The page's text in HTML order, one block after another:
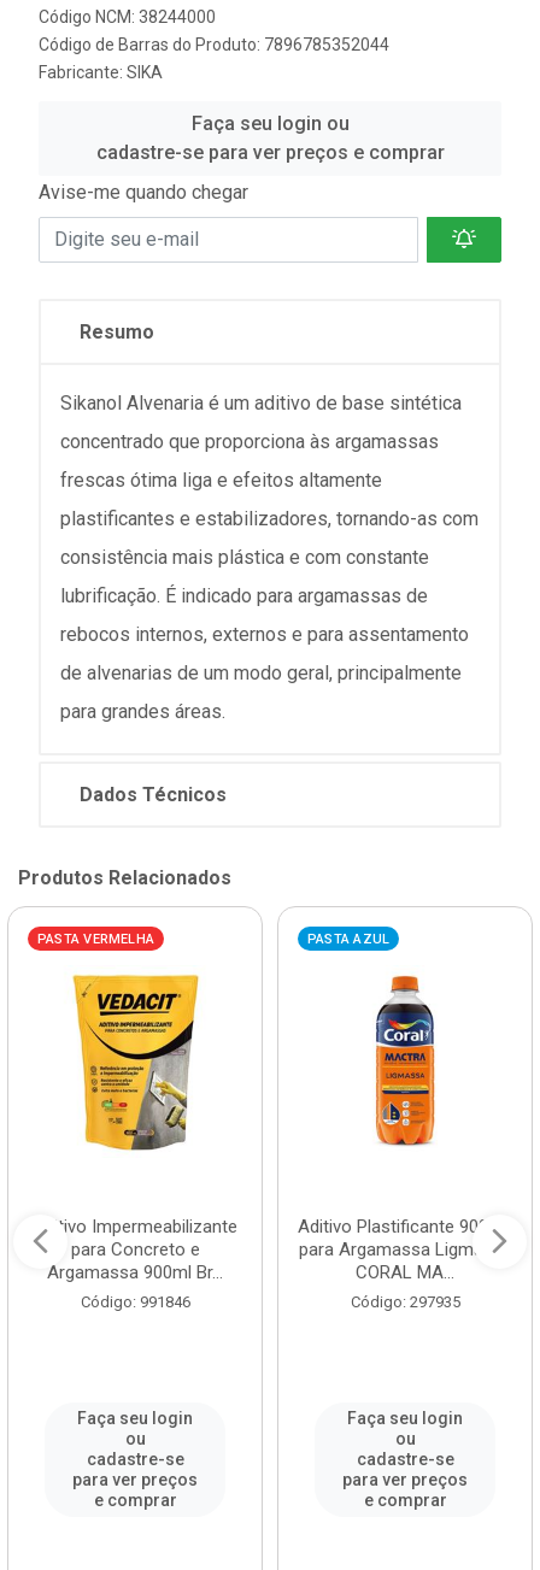
Código NCM: 38244000
Código de Barras do Produto: 7896785352044
Fabricante: SIKA
Faça seu login ou
cadastre-se para ver preços e comprar
Avise-me quando chegar
Resumo
Sikanol Alvenaria é um aditivo de base sintética
concentrado que proporciona às argamassas
frescas ótima liga e efeitos altamente
plastificantes e estabilizadores, tornando-as com
consistência mais plástica e com constante
lubrificação. É indicado para argamassas de
rebocos internos, externos e para assentamento
de alvenarias de um modo geral, principalmente
para grandes áreas.
Dados Técnicos
Produtos Relacionados
PASTA VERMELHA
Aditivo Impermeabilizante
para Concreto e
Argamassa 900ml Br...
Código: 991846
Faça seu login
ou
cadastre-se
para ver preços
e comprar
PASTA AZUL
Aditivo Plastificante 900ML
para Argamassa Ligmassa
CORAL MA...
Código: 297935
Faça seu login
ou
cadastre-se
para ver preços
e comprar